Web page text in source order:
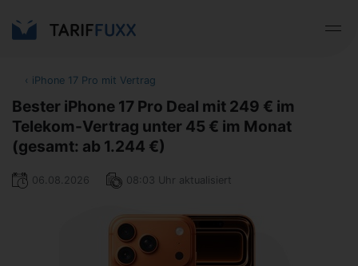
‹ iPhone 17 Pro mit Vertrag
Bester iPhone 17 Pro Deal mit 249 € im
Telekom-Vertrag unter 45 € im Monat
(gesamt: ab 1.244 €)
06.08.2026 08:03 Uhr aktualisiert